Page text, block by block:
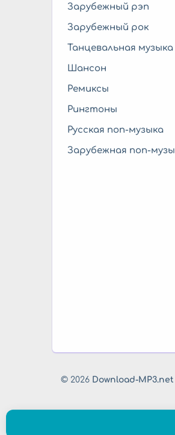
Зарубежный рэп
Зарубежный рок
Танцевальная музыка
Шансон
Ремиксы
Рингтоны
Русская поп-музыка
Зарубежная поп-
© 2026 Download-MP3.net